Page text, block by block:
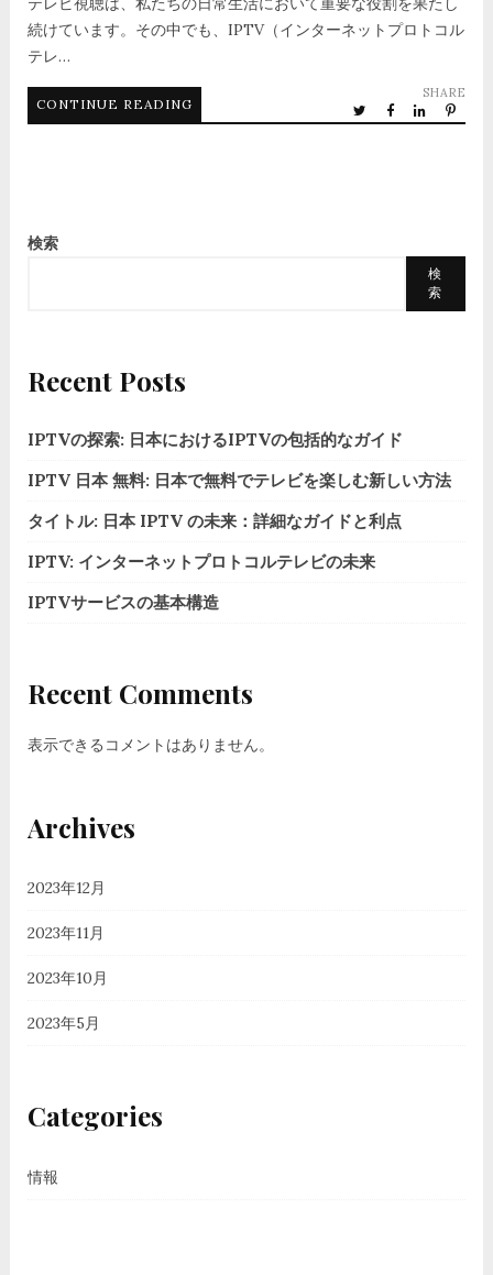
続けています。その中でも、IPTV（インターネットプロトコル
テレ…
CONTINUE READING
SHARE
検索
検
索
Recent Posts
IPTVの探索: 日本におけるIPTVの包括的なガイド
IPTV 日本 無料: 日本で無料でテレビを楽しむ新しい方法
タイトル: 日本 IPTV の未来：詳細なガイドと利点
IPTV: インターネットプロトコルテレビの未来
IPTVサービスの基本構造
Recent Comments
表示できるコメントはありません。
Archives
2023年12月
2023年11月
2023年10月
2023年5月
Categories
情報